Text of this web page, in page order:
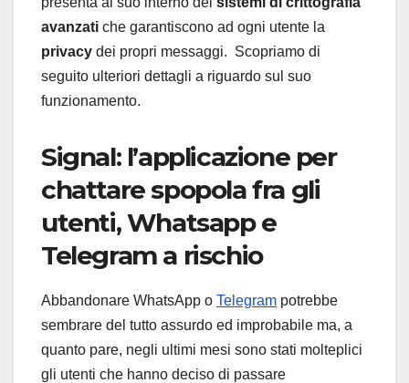
avanzati che garantiscono ad ogni utente la
privacy dei propri messaggi. Scopriamo di
seguito ulteriori dettagli a riguardo sul suo
funzionamento.
Signal: l’applicazione per
chattare spopola fra gli
utenti, Whatsapp e
Telegram a rischio
Abbandonare WhatsApp o Telegram potrebbe
sembrare del tutto assurdo ed improbabile ma, a
quanto pare, negli ultimi mesi sono stati molteplici
gli utenti che hanno deciso di passare